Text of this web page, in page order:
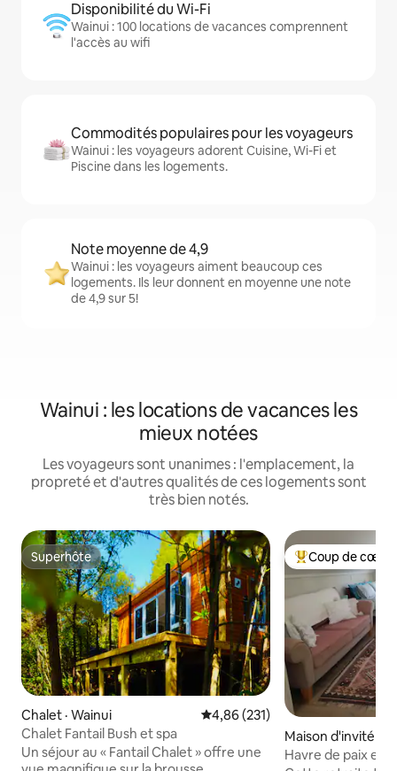
Disponibilité du Wi-Fi
Wainui : 100 locations de vacances comprennent
l'accès au wifi
Commodités populaires pour les voyageurs
Wainui : les voyageurs adorent Cuisine, Wi-Fi et
Piscine dans les logements.
Note moyenne de 4,9
Wainui : les voyageurs aiment beaucoup ces
logements. Ils leur donnent en moyenne une note
de 4,9 sur 5!
Wainui : les locations de vacances les
mieux notées
Les voyageurs sont unanimes : l'emplacement, la
propreté et d'autres qualités de ces logements sont
très bien notés.
Superhôte
Superhôte
Chalet · Wainui Note moyenne de 4,86 sur 5,
4,86 (231)
Chalet Fantail Bush et spa
Un séjour au « Fantail Chalet » offre une
Coup de cœur
Coup de cœur
Maison d'invité ·
Havre de paix